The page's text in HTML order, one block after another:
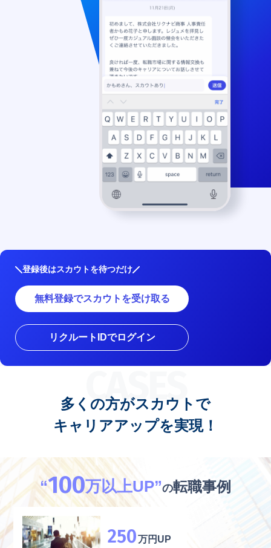
登録後はスカウトを待つだけ
無料登録でスカウトを受け取る
リクルートIDでログイン
CASES
多くの方がスカウトで
キャリアアップを実現！
“100万以上UP”の転職事例
250万円UP